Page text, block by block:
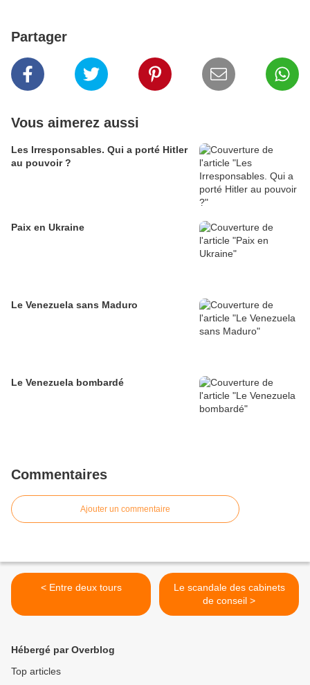
Partager
Vous aimerez aussi
Les Irresponsables. Qui a porté Hitler
au pouvoir ?
Paix en Ukraine
Le Venezuela sans Maduro
Le Venezuela bombardé
Commentaires
Ajouter un commentaire
< Entre deux tours
Le scandale des cabinets
de conseil >
Hébergé par Overblog
Top articles